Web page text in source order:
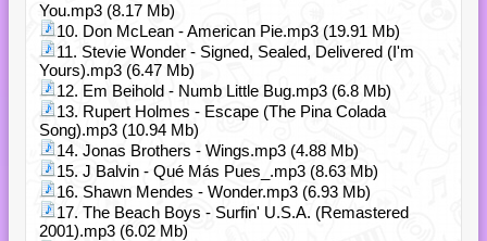
You.mp3 (8.17 Mb)
10. Don McLean - American Pie.mp3 (19.91 Mb)
11. Stevie Wonder - Signed, Sealed, Delivered (I'm
Yours).mp3 (6.47 Mb)
12. Em Beihold - Numb Little Bug.mp3 (6.8 Mb)
13. Rupert Holmes - Escape (The Pina Colada
Song).mp3 (10.94 Mb)
14. Jonas Brothers - Wings.mp3 (4.88 Mb)
15. J Balvin - Qué Más Pues_.mp3 (8.63 Mb)
16. Shawn Mendes - Wonder.mp3 (6.93 Mb)
17. The Beach Boys - Surfin' U.S.A. (Remastered
2001).mp3 (6.02 Mb)